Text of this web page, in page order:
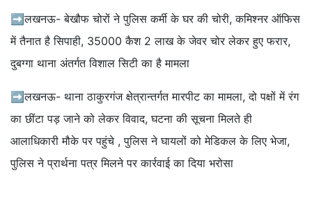
➡लखनऊ- बेखौफ चोरों ने पुलिस कर्मी के घर की चोरी, कमिश्नर ऑफिस
में तैनात है सिपाही, 35000 कैश 2 लाख के जेवर चोर लेकर हुए फरार,
दुबग्गा थाना अंतर्गत विशाल सिटी का है मामला
➡लखनऊ- थाना ठाकुरगंज क्षेत्रान्तर्गत मारपीट का मामला, दो पक्षों में रंग
का छींटा पड़ जाने को लेकर विवाद, घटना की सूचना मिलते ही
आलाधिकारी मौके पर पहुंचे , पुलिस ने घायलों को मेडिकल के लिए भेजा,
पुलिस ने प्रार्थना पत्र मिलने पर कार्रवाई का दिया भरोसा